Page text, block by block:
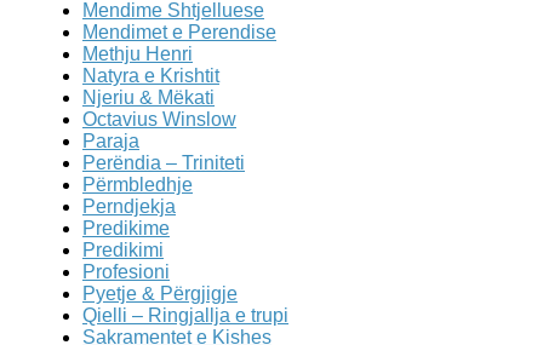
Mendime Shtjelluese
Mendimet e Perendise
Methju Henri
Natyra e Krishtit
Njeriu & Mëkati
Octavius Winslow
Paraja
Perëndia – Triniteti
Përmbledhje
Perndjekja
Predikime
Predikimi
Profesioni
Pyetje & Përgjigje
Qielli – Ringjallja e trupi
Sakramentet e Kishes